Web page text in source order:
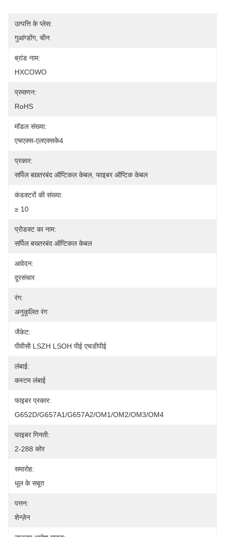
उत्पत्ति के प्लेस:
गुआंग्डोंग, चीन
ब्रांड नाम:
HXCOWO
प्रमाणन:
RoHS
मॉडल संख्या:
एचएक्स-एलएक्सके4
प्रकार:
सर्पिल बख़्तरबंद ऑप्टिकल केबल, फाइबर ऑप्टिक केबल
कंडक्टरों की संख्या:
≥ 10
प्रोडक्ट का नाम:
सर्पिल बख्तरबंद ऑप्टिकल केबल
आवेदन:
दूरसंचार
रंग:
अनुकूलित रंग
जैकेट:
पीवीसी LSZH LSOH पीई एचडीपीई
लंबाई:
कस्टम लंबाई
फाइबर प्रकार:
G652D/G657A1/G657A2/OM1/OM2/OM3/OM4
फाइबर गिनती:
2-288 कोर
समारोह:
धूल के सबूत
पत्तन:
शेन्ज़ेन